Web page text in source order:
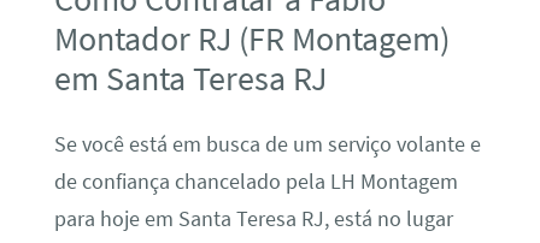
Montador RJ (FR Montagem)
em Santa Teresa RJ
Se você está em busca de um serviço volante e
de confiança chancelado pela LH Montagem
para hoje em Santa Teresa RJ, está no lugar